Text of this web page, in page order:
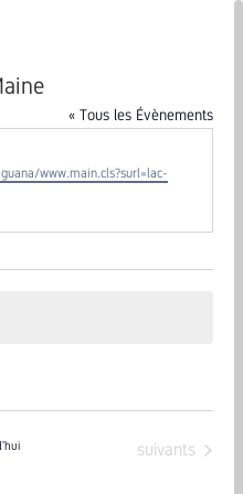
« Tous les Évènements
www.main.cls?surl=lac-
Évènements
suivants